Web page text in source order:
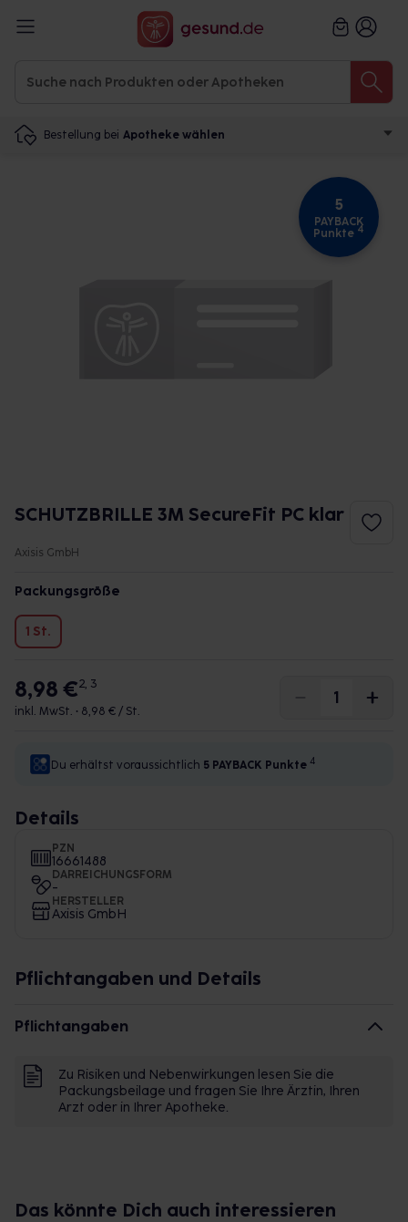
Bestellung bei Apotheke wählen
5
PAYBACK
Punkte 4
SCHUTZBRILLE 3M SecureFit PC klar
Axisis GmbH
Packungsgröße
1 St.
8,98 €2, 3
inkl. MwSt. • 8,98 € / St.
Du erhältst voraussichtlich 5 PAYBACK Punkte 4
Details
PZN
16661488
DARREICHUNGSFORM
-
HERSTELLER
Axisis GmbH
Pflichtangaben und Details
Pflichtangaben
Zu Risiken und Nebenwirkungen lesen Sie die
Packungsbeilage und fragen Sie Ihre Ärztin, Ihren
Arzt oder in Ihrer Apotheke.
Das könnte Dich auch interessieren